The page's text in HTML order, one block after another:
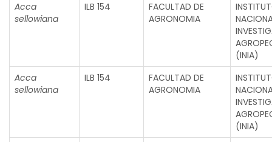
Acca
sellowiana
ILB 154
FACULTAD DE
AGRONOMIA
(INIA)
Acca
sellowiana
ILB 154
FACULTAD DE
AGRONOMIA
(INIA)